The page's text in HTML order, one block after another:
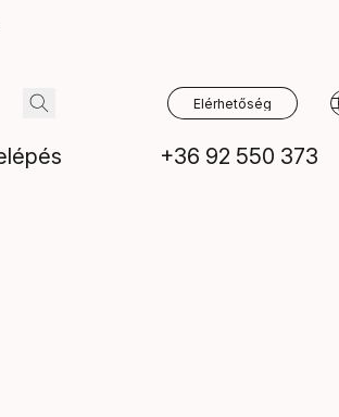
Elérhetőség
+36 92 550 373